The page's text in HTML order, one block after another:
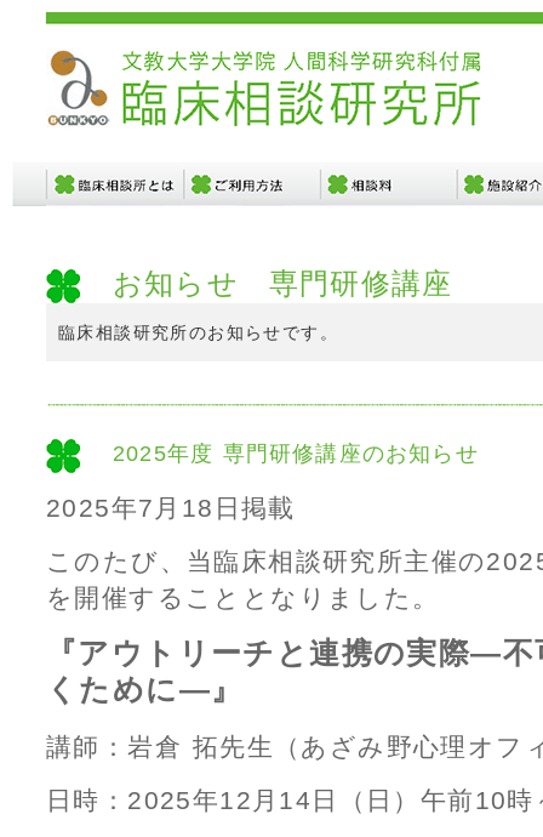
お知らせ 専門研修講座
臨床相談研究所のお知らせです。
2025年度 専門研修講座のお知らせ
2025年7月18日掲載
このたび、当臨床相談研究所主催の
を開催することとなりました。
『アウトリーチと連携の実際―
くために―』
講師：岩倉 拓先生（あざみ野心理オフ
日時：2025年12月14日（日）午前10時